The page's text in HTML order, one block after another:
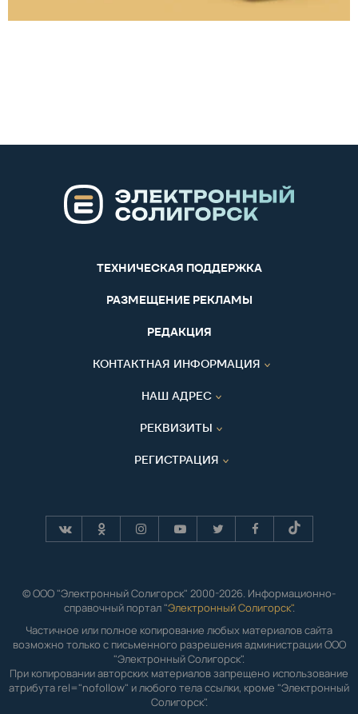
ТЕХНИЧЕСКАЯ ПОДДЕРЖКА
РАЗМЕЩЕНИЕ РЕКЛАМЫ
РЕДАКЦИЯ
КОНТАКТНАЯ ИНФОРМАЦИЯ
НАШ АДРЕС
РЕКВИЗИТЫ
РЕГИСТРАЦИЯ
© ООО "Электронный Солигорск" 2000-2026. Информационно-
справочный портал "Электронный Солигорск".
Частичное или полное копирование любых материалов сайта
возможно только с письменного разрешения администрации ООО
"Электронный Солигорск".
При копировании авторских материалов запрещено использование
атрибута rel="nofollow" и любого тела ссылки, кроме "Электронный
Солигорск".